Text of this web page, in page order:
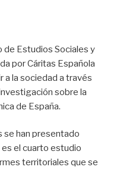
de Estudios Sociales y
por Cáritas Española
a la sociedad a través
sobre la
de España.
se han presentado
el cuarto estudio
territoriales que se